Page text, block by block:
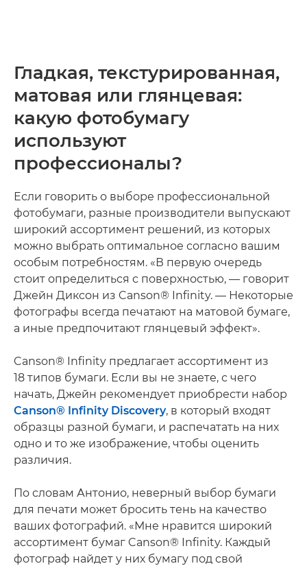
Гладкая, текстурированная,
матовая или глянцевая:
какую фотобумагу
используют
профессионалы?
Если говорить о выборе профессиональной
фотобумаги, разные производители выпускают
широкий ассортимент решений, из которых
можно выбрать оптимальное согласно вашим
особым потребностям. «В первую очередь
стоит определиться с поверхностью, — говорит
Джейн Диксон из Canson® Infinity. — Некоторые
фотографы всегда печатают на матовой бумаге,
а иные предпочитают глянцевый эффект».
Canson® Infinity предлагает ассортимент из
18 типов бумаги. Если вы не знаете, с чего
начать, Джейн рекомендует приобрести набор
Canson® Infinity Discovery, в который входят
образцы разной бумаги, и распечатать на них
одно и то же изображение, чтобы оценить
различия.
По словам Антонио, неверный выбор бумаги
для печати может бросить тень на качество
ваших фотографий. «Мне нравится широкий
ассортимент бумаг Canson® Infinity. Каждый
фотограф найдет у них бумагу под свой